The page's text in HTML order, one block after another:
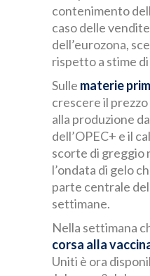
contenimento
caso delle
dell’eurozona,
rispetto a stime di
Sulle materie
crescere il
alla produzione
dell’OPEC+ e il
scorte di greggio
l’ondata di gelo
parte centrale
settimane.
Nella settimana
corsa alla
Uniti è ora